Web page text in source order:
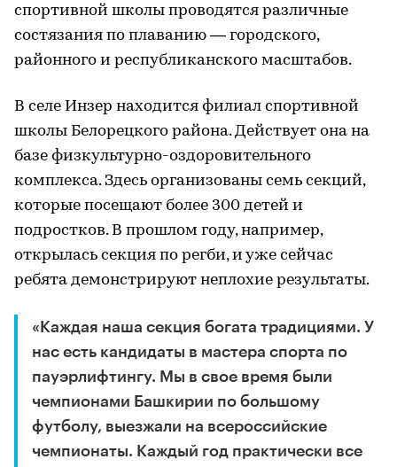
спортивной школы проводятся различные
состязания по плаванию — городского,
районного и республиканского масштабов.
В селе Инзер находится филиал спортивной
школы Белорецкого района. Действует она на
базе физкультурно-оздоровительного
комплекса. Здесь организованы семь секций,
которые посещают более 300 детей и
подростков. В прошлом году, например,
открылась секция по регби, и уже сейчас
ребята демонстрируют неплохие результаты.
«Каждая наша секция богата традициями. У
нас есть кандидаты в мастера спорта по
пауэрлифтингу. Мы в свое время были
чемпионами Башкирии по большому
футболу, выезжали на всероссийские
чемпионаты. Каждый год практически все